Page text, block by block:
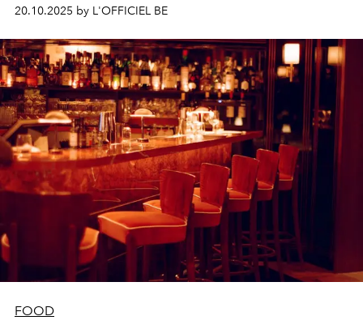
secret bien gardé.
20.10.2025 by L'OFFICIEL BE
FOOD